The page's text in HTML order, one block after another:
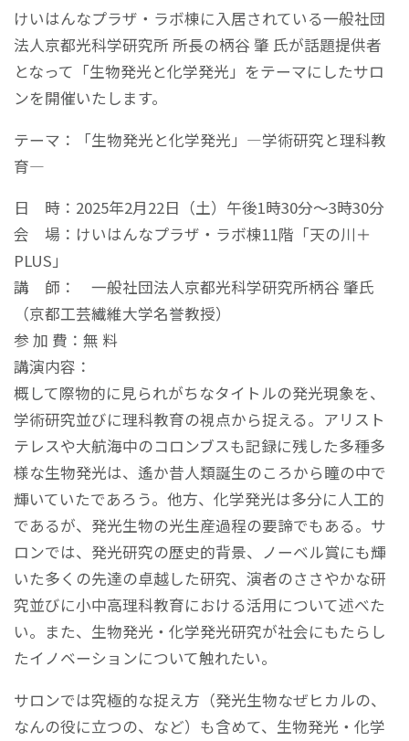
けいはんなプラザ・ラボ棟に入居されている一般社団
法人京都光科学研究所 所長の柄谷 肇 氏が話題提供者
となって「生物発光と化学発光」をテーマにしたサロ
ンを開催いたします。
テーマ：「生物発光と化学発光」―学術研究と理科教
育―
日 時：2025年2月22日（土）午後1時30分～3時30分
会 場：けいはんなプラザ・ラボ棟11階「天の川＋
PLUS」
講 師： 一般社団法人京都光科学研究所柄谷 肇氏
（京都工芸繊維大学名誉教授）
参 加 費：無 料
講演内容：
概して際物的に見られがちなタイトルの発光現象を、
学術研究並びに理科教育の視点から捉える。アリスト
テレスや大航海中のコロンブスも記録に残した多種多
様な生物発光は、遙か昔人類誕生のころから瞳の中で
輝いていたであろう。他方、化学発光は多分に人工的
であるが、発光生物の光生産過程の要諦でもある。サ
ロンでは、発光研究の歴史的背景、ノーベル賞にも輝
いた多くの先達の卓越した研究、演者のささやかな研
究並びに小中高理科教育における活用について述べた
い。また、生物発光・化学発光研究が社会にもたらし
たイノベーションについて触れたい。
サロンでは究極的な捉え方（発光生物なぜヒカルの、
なんの役に立つの、など）も含めて、生物発光・化学